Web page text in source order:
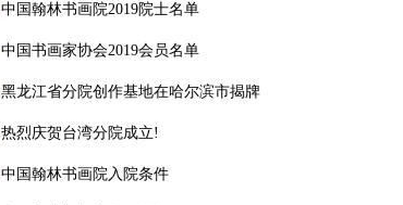
中国翰林书画院2019院士名单
中国书画家协会2019会员名单
黑龙江省分院创作基地在哈尔滨市揭牌
热烈庆贺台湾分院成立!
中国翰林书画院入院条件